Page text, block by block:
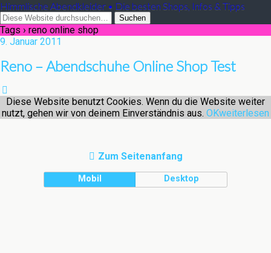
Himmlische Abendkleider • Die besten Shops, Infos & Tipps
Tags › reno online shop
9. Januar 2011
Reno – Abendschuhe Online Shop Test
Diese Website benutzt Cookies. Wenn du die Website weiter
nutzt, gehen wir von deinem Einverständnis aus. OKweiterlesen
Zum Seitenanfang
Mobil Desktop